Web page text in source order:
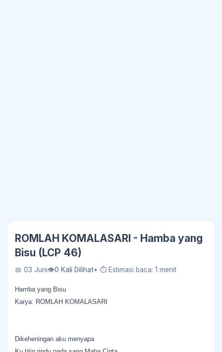
ROMLAH KOMALASARI - Hamba yang
Bisu (LCP 46)
📅 03 Juni👁0 Kali Dilihat• ⏱ Estimasi baca: 1 menit
Hamba yang Bisu
Karya: ROMLAH KOMALASARI
Dikeheningan aku menyapa